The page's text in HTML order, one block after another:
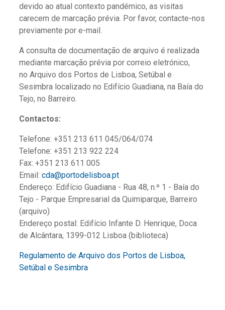
devido ao atual contexto pandémico, as visitas
carecem de marcação prévia. Por favor, contacte-nos
previamente por e-mail.
A consulta de documentação de arquivo é realizada
mediante marcação prévia por correio eletrónico,
no Arquivo dos Portos de Lisboa, Setúbal e
Sesimbra localizado no Edifício Guadiana, na Baía do
Tejo, no Barreiro.
Contactos:
Telefone: +351 213 611 045/064/074
Telefone: +351 213 922 224
Fax: +351 213 611 005
Email:cda@portodelisboa.pt
Endereço: Edifício Guadiana - Rua 48, n.º 1 - Baía do
Tejo - Parque Empresarial da Quimiparque, Barreiro
(arquivo)
Endereço postal: Edifício Infante D. Henrique, Doca
de Alcântara, 1399-012 Lisboa (biblioteca)
Regulamento de Arquivo dos Portos de Lisboa,
Setúbal e Sesimbra